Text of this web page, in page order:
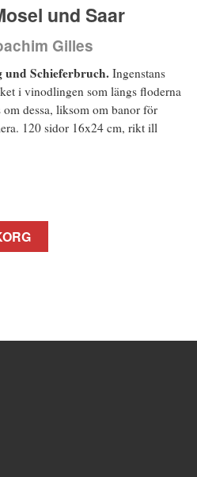
und Saar
Gilles
und Schieferbruch. Ingenstans
i vinodlingen som längs floderna
dessa, liksom om banor för
120 sidor 16x24 cm, rikt ill